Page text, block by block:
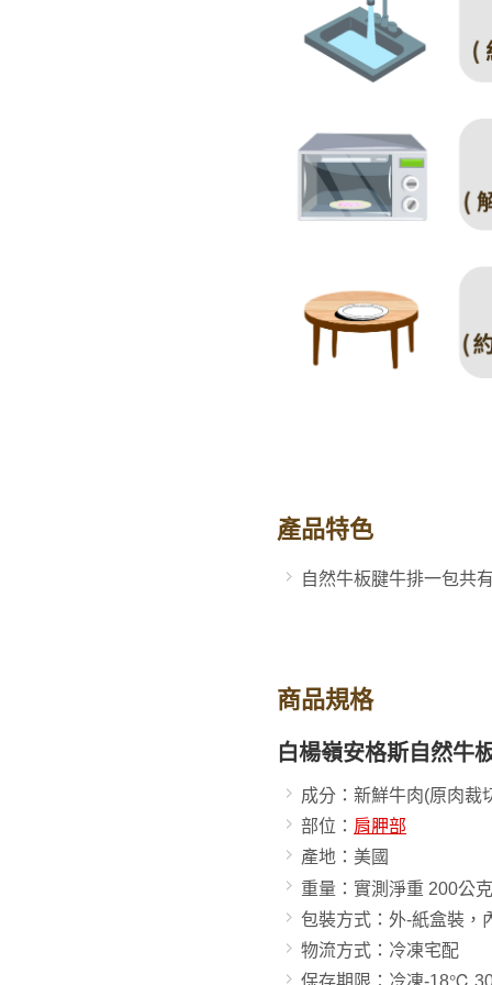
產品特色
自然牛板腱牛排一包共
商品規格
白楊嶺安格斯自然牛
成分：新鮮牛肉(原肉裁
部位： 肩胛部
產地：美國
重量：實測淨重 200公克
包裝方式：外-紙盒裝，
物流方式：冷凍宅配